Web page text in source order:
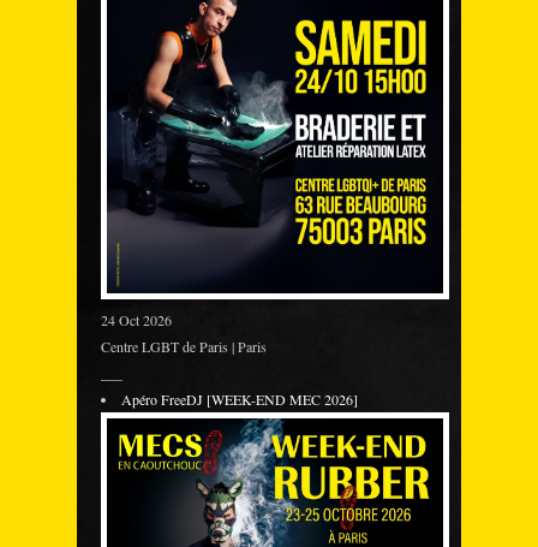
24 Oct 2026
Centre LGBT de Paris | Paris
Apéro FreeDJ [WEEK-END MEC 2026]